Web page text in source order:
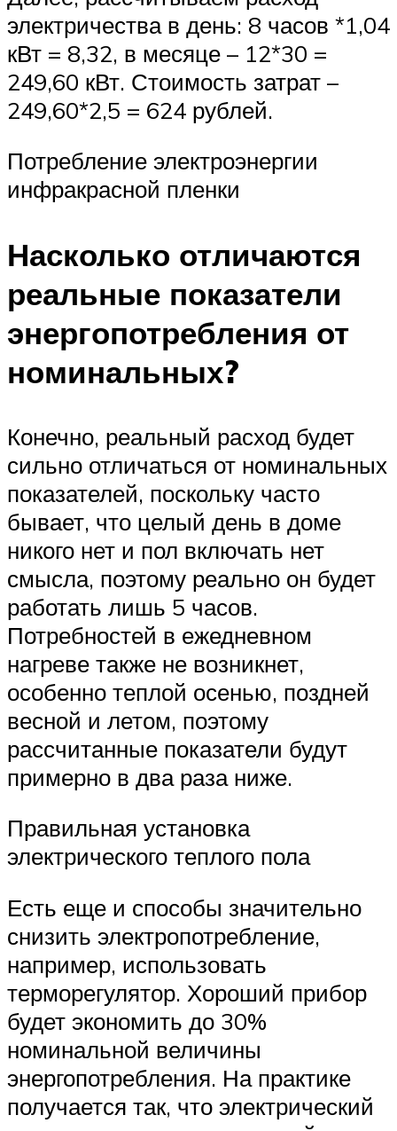
электричества в день: 8 часов *1,04
кВт = 8,32, в месяце – 12*30 =
249,60 кВт. Стоимость затрат –
249,60*2,5 = 624 рублей.
Потребление электроэнергии
инфракрасной пленки
Насколько отличаются
реальные показатели
энергопотребления от
номинальных?
Конечно, реальный расход будет
сильно отличаться от номинальных
показателей, поскольку часто
бывает, что целый день в доме
никого нет и пол включать нет
смысла, поэтому реально он будет
работать лишь 5 часов.
Потребностей в ежедневном
нагреве также не возникнет,
особенно теплой осенью, поздней
весной и летом, поэтому
рассчитанные показатели будут
примерно в два раза ниже.
Правильная установка
электрического теплого пола
Есть еще и способы значительно
снизить электропотребление,
например, использовать
терморегулятор. Хороший прибор
будет экономить до 30%
номинальной величины
энергопотребления. На практике
получается так, что электрический